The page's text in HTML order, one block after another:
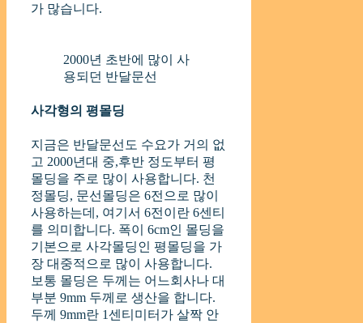
가 많습니다.
2000년 초반에 많이 사
용되던 반달문선
사각형의 평몰딩
지금은 반달문선도 수요가 거의 없
고 2000년대 중,후반 정도부터 평
몰딩을 주로 많이 사용합니다. 천
정몰딩, 문선몰딩은 6전으로 많이
사용하는데, 여기서 6전이란 6센티
를 의미합니다. 폭이 6cm인 몰딩을
기본으로 사각몰딩인 평몰딩을 가
장 대중적으로 많이 사용합니다.
보통 몰딩은 두께는 어느회사나 대
부분 9mm 두께로 생산을 합니다.
두께 9mm란 1센티미터가 살짝 안